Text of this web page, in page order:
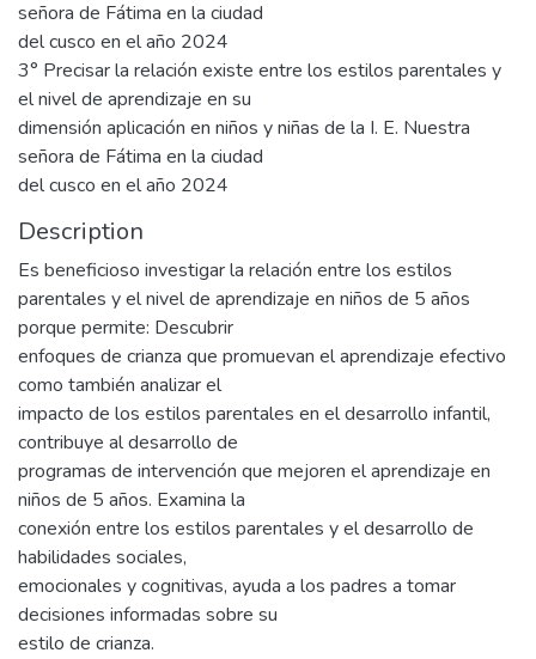
señora de Fátima en la ciudad
del cusco en el año 2024
3° Precisar la relación existe entre los estilos parentales y
el nivel de aprendizaje en su
dimensión aplicación en niños y niñas de la I. E. Nuestra
señora de Fátima en la ciudad
del cusco en el año 2024
Description
Es beneficioso investigar la relación entre los estilos
parentales y el nivel de aprendizaje en niños de 5 años
porque permite: Descubrir
enfoques de crianza que promuevan el aprendizaje efectivo
como también analizar el
impacto de los estilos parentales en el desarrollo infantil,
contribuye al desarrollo de
programas de intervención que mejoren el aprendizaje en
niños de 5 años. Examina la
conexión entre los estilos parentales y el desarrollo de
habilidades sociales,
emocionales y cognitivas, ayuda a los padres a tomar
decisiones informadas sobre su
estilo de crianza.